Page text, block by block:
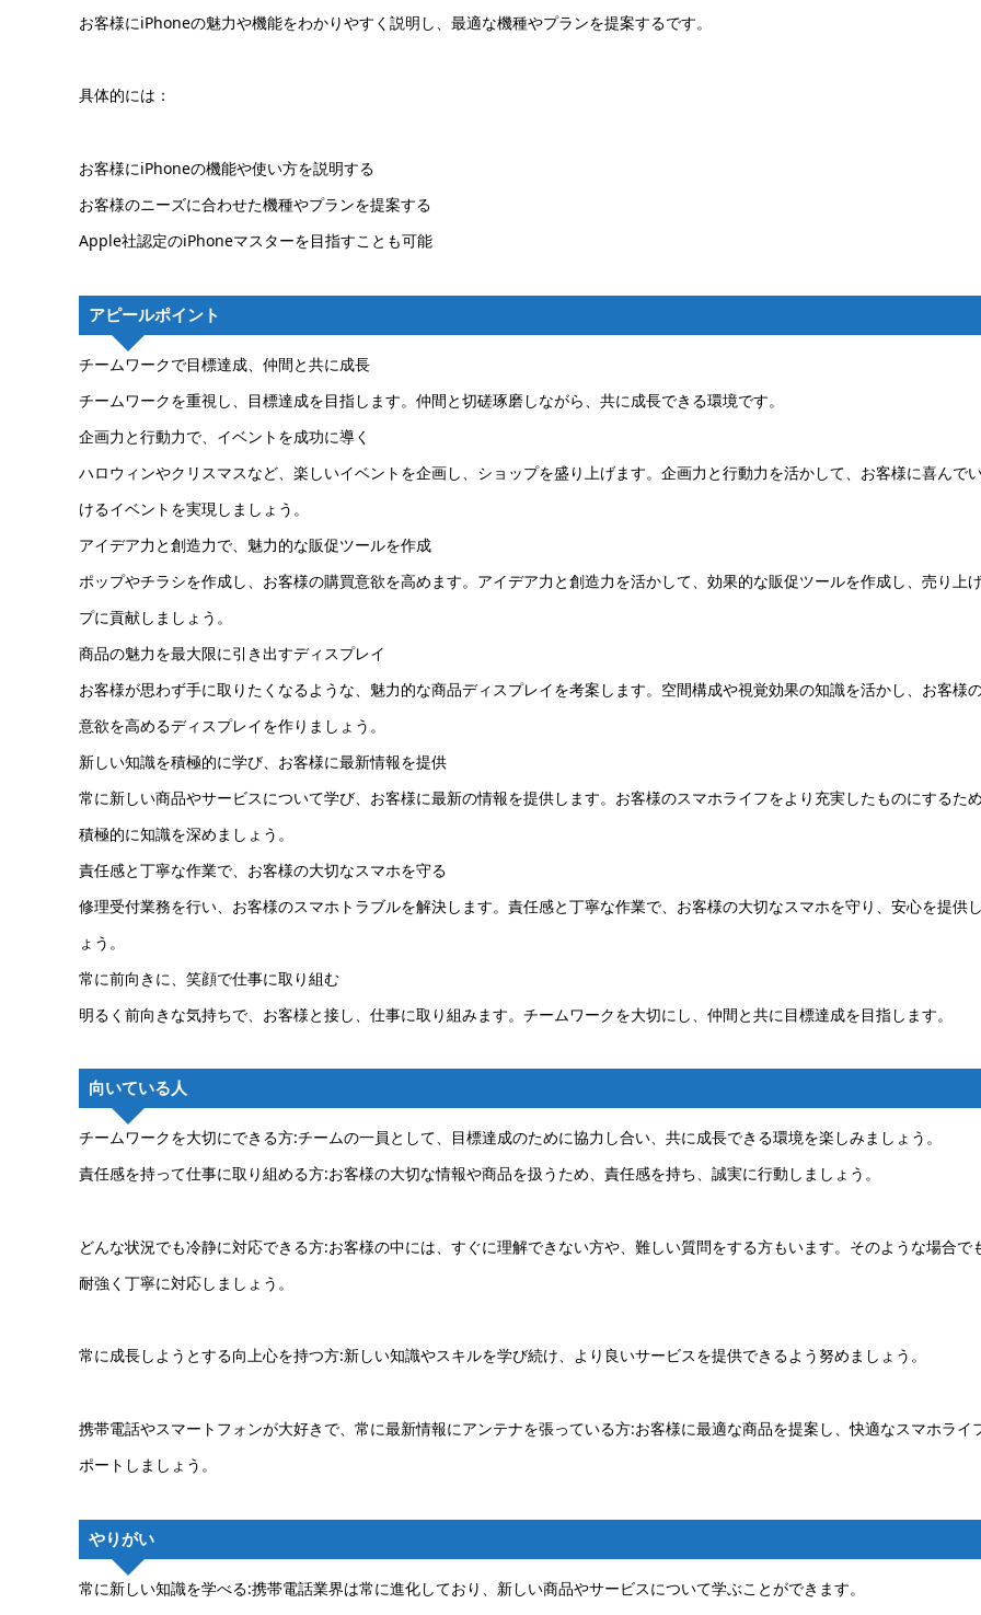
お客様にiPhoneの魅力や機能をわかりやすく説明し、最適な機種やプランを提案するです。
具体的には：
お客様にiPhoneの機能や使い方を説明する
お客様のニーズに合わせた機種やプランを提案する
Apple社認定のiPhoneマスターを目指すことも可能
アピールポイント
チームワークで目標達成、仲間と共に成長
チームワークを重視し、目標達成を目指します。仲間と切磋琢磨しながら、共に成長できる環境です。
企画力と行動力で、イベントを成功に導く
ハロウィンやクリスマスなど、楽しいイベントを企画し、ショップを盛り上げます。企画力と行動力を活かして、お客様に喜んで
けるイベントを実現しましょう。
アイデア力と創造力で、魅力的な販促ツールを作成
ポップやチラシを作成し、お客様の購買意欲を高めます。アイデア力と創造力を活かして、効果的な販促ツールを作成し、売り上
プに貢献しましょう。
商品の魅力を最大限に引き出すディスプレイ
お客様が思わず手に取りたくなるような、魅力的な商品ディスプレイを考案します。空間構成や視覚効果の知識を活かし、お客様
意欲を高めるディスプレイを作りましょう。
新しい知識を積極的に学び、お客様に最新情報を提供
常に新しい商品やサービスについて学び、お客様に最新の情報を提供します。お客様のスマホライフをより充実したものにするた
積極的に知識を深めましょう。
責任感と丁寧な作業で、お客様の大切なスマホを守る
修理受付業務を行い、お客様のスマホトラブルを解決します。責任感と丁寧な作業で、お客様の大切なスマホを守り、安心を提供
ょう。
常に前向きに、笑顔で仕事に取り組む
明るく前向きな気持ちで、お客様と接し、仕事に取り組みます。チームワークを大切にし、仲間と共に目標達成を目指します。
向いている人
チームワークを大切にできる方:チームの一員として、目標達成のために協力し合い、共に成長できる環境を楽しみましょう。
責任感を持って仕事に取り組める方:お客様の大切な情報や商品を扱うため、責任感を持ち、誠実に行動しましょう。
どんな状況でも冷静に対応できる方:お客様の中には、すぐに理解できない方や、難しい質問をする方もいます。そのような場合で
耐強く丁寧に対応しましょう。
常に成長しようとする向上心を持つ方:新しい知識やスキルを学び続け、より良いサービスを提供できるよう努めましょう。
携帯電話やスマートフォンが大好きで、常に最新情報にアンテナを張っている方:お客様に最適な商品を提案し、快適なスマホライ
ポートしましょう。
やりがい
常に新しい知識を学べる:携帯電話業界は常に進化しており、新しい商品やサービスについて学ぶことができます。